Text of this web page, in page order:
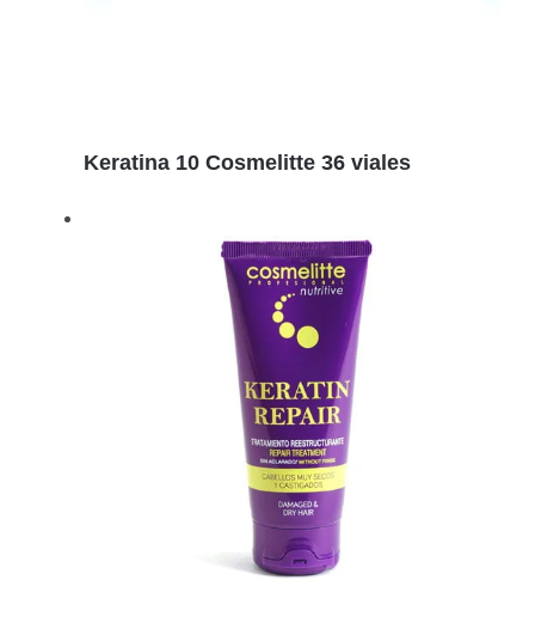
Keratina 10 Cosmelitte 36 viales